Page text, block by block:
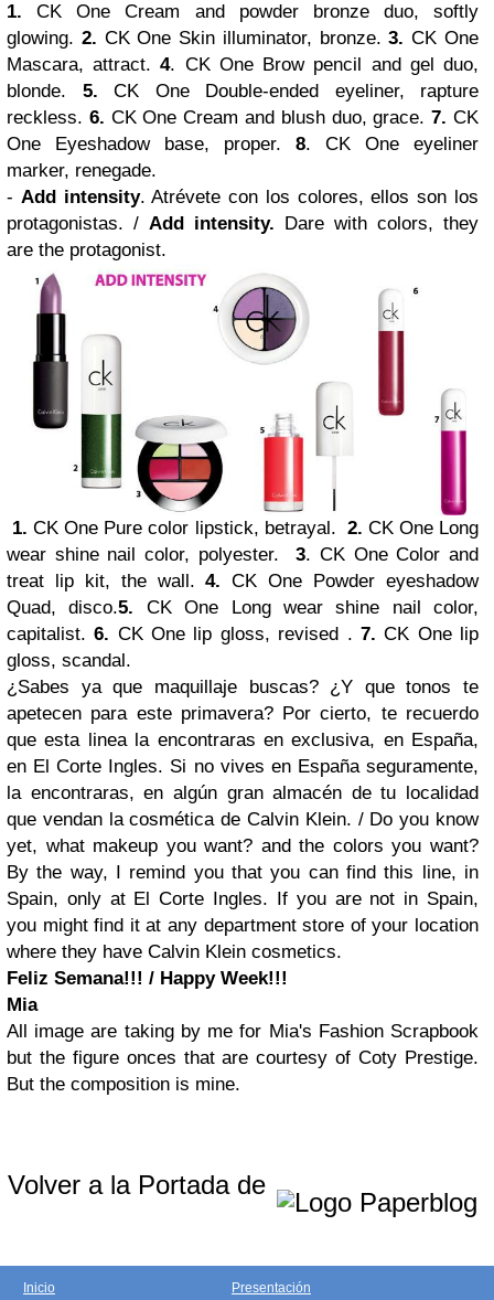
1. CK One Cream and powder bronze duo, softly
glowing. 2. CK One Skin illuminator, bronze.3. CK One
Mascara, attract.4. CK One Brow pencil and gel duo,
blonde. 5. CK One Double-ended eyeliner, rapture
reckless. 6. CK One Cream and blush duo, grace.7. CK
One Eyeshadow base, proper. 8. CK One eyeliner
marker, renegade.
- Add intensity. Atrévete con los colores, ellos son los
protagonistas. / Add intensity. Dare with colors, they
are the protagonist.
1. CK One Pure color lipstick, betrayal. 2. CK One Long
wear shine nail color, polyester.3. CK One Color and
treat lip kit, the wall.4. CK One Powder eyeshadow
Quad, disco.5. CK One Long wear shine nail color,
capitalist.6. CK One lip gloss, revised . 7. CK One lip
gloss, scandal.
¿Sabes ya que maquillaje buscas? ¿Y que tonos te
apetecen para este primavera? Por cierto, te recuerdo
que esta linea la encontraras en exclusiva, en España,
en El Corte Ingles. Si no vives en España seguramente,
la encontraras, en algún gran almacén de tu localidad
que vendan la cosmética de Calvin Klein. / Do you know
yet, what makeup you want? and the colors you want?
By the way, I remind you that you can find this line, in
Spain, only at El Corte Ingles. If you are not in Spain,
you might find it at any department store of your location
where they have Calvin Klein cosmetics.
Feliz Semana!!! / Happy Week!!!
Mia
All image are taking by me for Mia's Fashion Scrapbook
but the figure onces that are courtesy of Coty Prestige.
But the composition is mine.
Volver a la Portada de
Inicio
Presentación